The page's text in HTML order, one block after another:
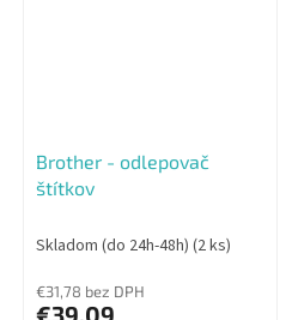
Brother - odlepovač
štítkov
Skladom (do 24h-48h) (2 ks)
€31,78 bez DPH
€39,09